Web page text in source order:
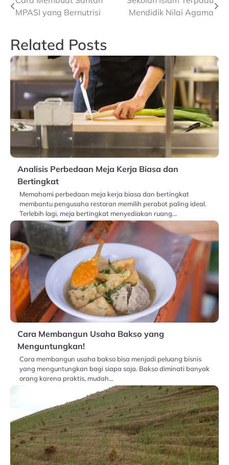
MPASI yang Bernutrisi
Mendidik Nilai Agama
Related Posts
Analisis Perbedaan Meja Kerja Biasa dan
Bertingkat
Memahami perbedaan meja kerja biasa dan bertingkat
membantu pengusaha restoran memilih perabot paling ideal.
Terlebih lagi, meja bertingkat menyediakan ruang…
Cara Membangun Usaha Bakso yang
Menguntungkan!
Cara membangun usaha bakso bisa menjadi peluang bisnis
yang menguntungkan bagi siapa saja. Bakso diminati banyak
orang karena praktis, mudah…